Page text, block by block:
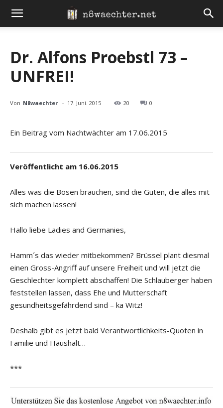
Dr. Alfons Proebstl 73 –
UNFREI!
Von N8waechter - 17. Juni. 2015 20 0
Ein Beitrag vom Nachtwächter am 17.06.2015
Veröffentlicht am 16.06.2015
Alles was die Bösen brauchen, sind die Guten, die alles mit
sich machen lassen!
Hallo liebe Ladies and Germanies,
Hamm´s das wieder mitbekommen? Brüssel plant diesmal
einen Gross-Angriff auf unsere Freiheit und will jetzt die
Geschlechter komplett abschaffen! Die Schlauberger haben
feststellen lassen, dass Ehe und Mutterschaft
gesundheitsgefährdend sind – ka Witz!
Deshalb gibt es jetzt bald Verantwortlichkeits-Quoten in
Familie und Haushalt…
***